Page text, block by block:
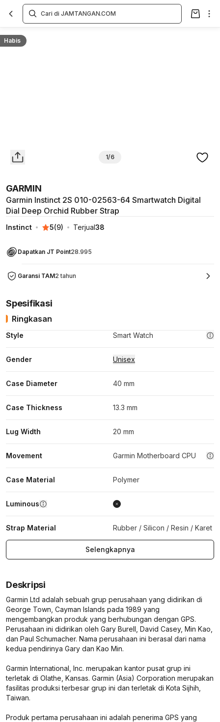
Habis
1/6
GARMIN
Garmin Instinct 2S 010-02563-64 Smartwatch Digital
Dial Deep Orchid Rubber Strap
Instinct 5(9) Terjual38
Dapatkan JT Point28.995
Garansi TAM2 tahun
Overview
Spesifikasi
Ringkasan
Style Smart Watch
Gender Unisex
Case Diameter 40 mm
Case Thickness 13.3 mm
Lug Width 20 mm
Movement Garmin Motherboard CPU
Case Material Polymer
Luminous
Strap Material Rubber / Silicon / Resin / Karet
Selengkapnya
Deskripsi
Garmin Ltd adalah sebuah grup perusahaan yang didirikan di
George Town, Cayman Islands pada 1989 yang
mengembangkan produk yang berhubungan dengan GPS.
Perusahaan ini didirikan oleh Gary Burell, David Casey, Min Kao,
dan Paul Schumacher. Nama perusahaan ini berasal dari nama
kedua pendirinya Gary dan Kao Min.
Garmin International, Inc. merupakan kantor pusat grup ini
terletak di Olathe, Kansas. Garmin (Asia) Corporation merupakan
fasilitas produksi terbesar grup ini dan terletak di Kota Sijhih,
Taiwan.
Produk pertama perusahaan ini adalah penerima GPS yang